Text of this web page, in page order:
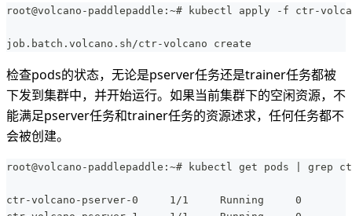
root@volcano-paddlepaddle:~# kubectl apply -f ctr-
job.batch.volcano.sh/ctr-volcano create
检查pods的状态，无论是pserver任务还是trainer任务都被
下发到集群中，并开始运行。如果当前集群下的空闲资源，不
能满足pserver任务和trainer任务的资源述求，任何任务都不
会被创建。
root@volcano-paddlepaddle:~# kubectl get pods | grep
ctr-volcano-pserver-0     1/1     Running     0